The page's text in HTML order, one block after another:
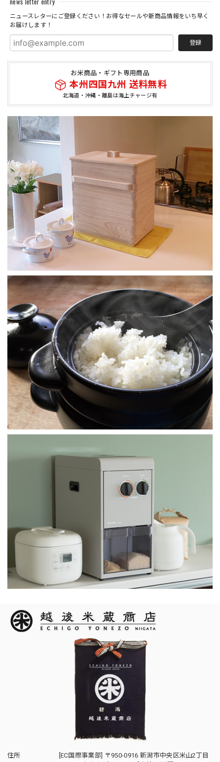
ニュースレターにご登録ください！お得なセールや新商品情報をいち早く
お届けします！
登録
お米商品・ギフト専用商品
本州四国九州 送料無料
北海道・沖縄・離島は海上チャージ有
住所
[EC国際事業部] 〒950-0916 新潟市中央区米山2丁目